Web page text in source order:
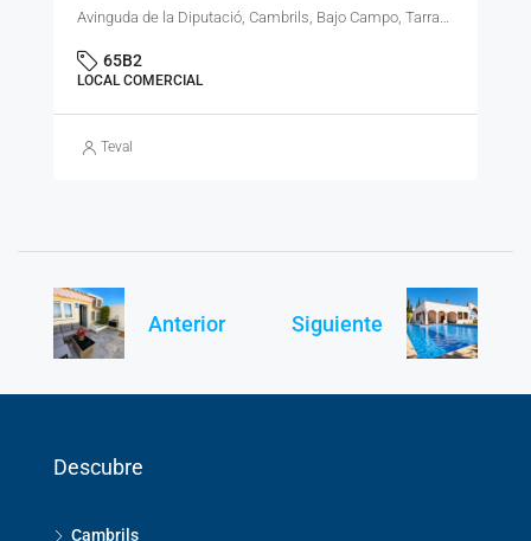
Avinguda de la Diputació, Cambrils, Bajo Campo, Tarragona, Cataluña, 43850, España
65B2
LOCAL COMERCIAL
Teval
Anterior Siguiente
Descubre
Cambrils